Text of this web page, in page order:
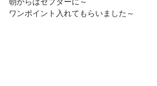
ワンポイント入れてもらいました～